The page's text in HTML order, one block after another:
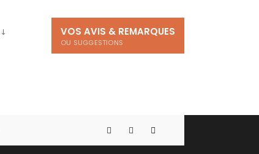
VOS AVIS & REMARQUES
OU SUGGESTIONS